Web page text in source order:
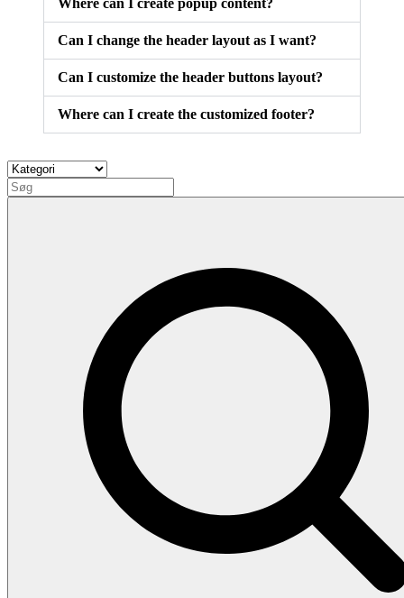
Can I change the header layout as I want?
Can I customize the header buttons layout?
Where can I create the customized footer?